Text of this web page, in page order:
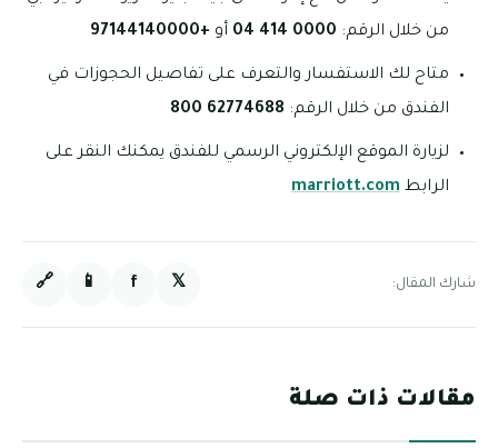
من خلال الرقم:
أو +97144140000
متاح لك الاستفسار والتعرف على تفاصيل الحجوزات في
الفندق من خلال الرقم:
لزيارة الموقع الإلكتروني الرسمي للفندق يمكنك النقر على
الرابط marriott.com
شارك المقال: 𝕏
f
📱
🔗
مقالات ذات صلة